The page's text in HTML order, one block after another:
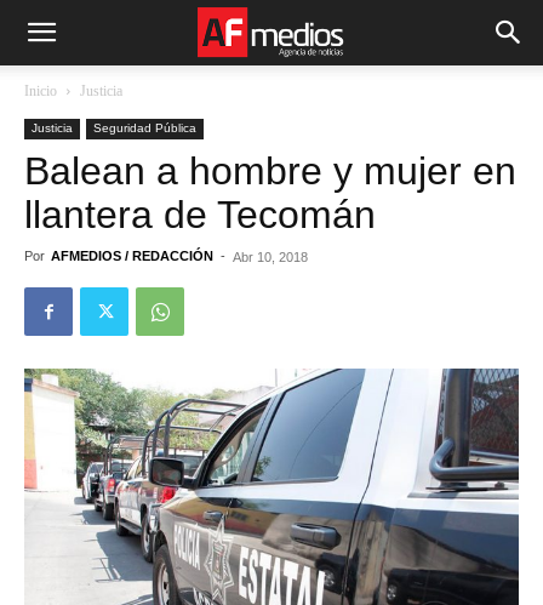
Inicio Justicia
Justicia Seguridad Pública
Balean a hombre y mujer en
llantera de Tecomán
Por AFMEDIOS / REDACCIÓN - Abr 10, 2018